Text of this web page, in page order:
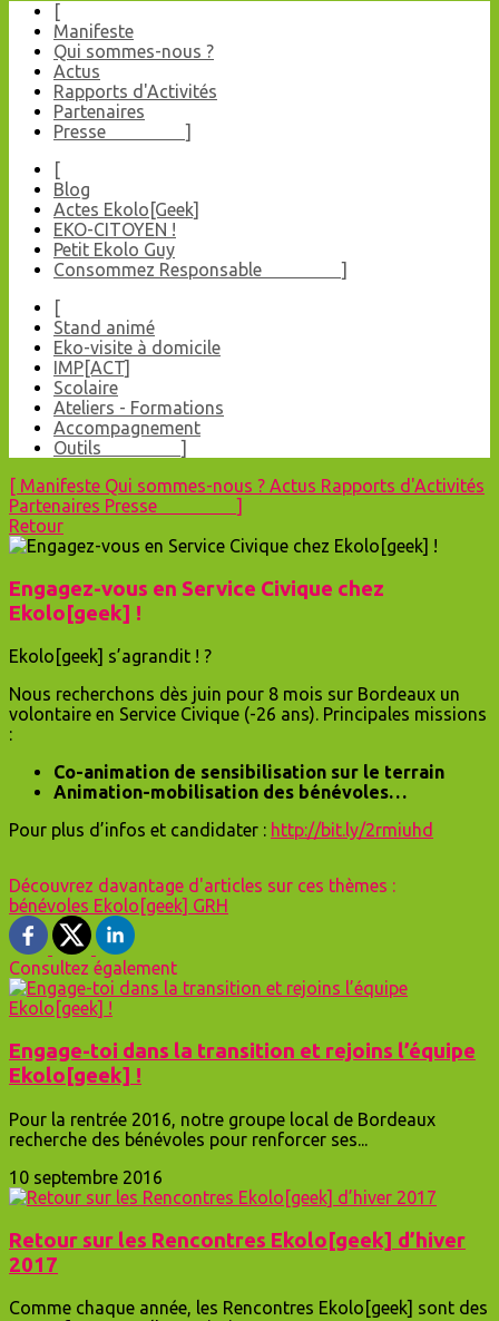
[
Manifeste
Qui sommes-nous ?
Actus
Rapports d'Activités
Partenaires
Presse ]
[
Blog
Actes Ekolo[Geek]
EKO-CITOYEN !
Petit Ekolo Guy
Consommez Responsable ]
[
Stand animé
Eko-visite à domicile
IMP[ACT]
Scolaire
Ateliers - Formations
Accompagnement
Outils ]
[ Manifeste Qui sommes-nous ? Actus Rapports d'Activités
Partenaires Presse ]
Retour
Engagez-vous en Service Civique chez
Ekolo[geek] !
Ekolo[geek] s’agrandit ! ?
Nous recherchons dès juin pour 8 mois sur Bordeaux un
volontaire en Service Civique (-26 ans). Principales missions
:
Co-animation de sensibilisation sur le terrain
Animation-mobilisation des bénévoles…
Pour plus d’infos et candidater : http://bit.ly/2rmiuhd
Découvrez davantage d'articles sur ces thèmes :
bénévoles Ekolo[geek] GRH
Consultez également
Engage-toi dans la transition et rejoins l’équipe
Ekolo[geek] !
Pour la rentrée 2016, notre groupe local de Bordeaux
recherche des bénévoles pour renforcer ses...
10 septembre 2016
Retour sur les Rencontres Ekolo[geek] d’hiver
2017
Comme chaque année, les Rencontres Ekolo[geek] sont des